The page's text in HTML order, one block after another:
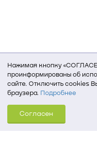
Нажимая кнопку
проинформированы об
сайте. Отключить cookies
браузера. Подробнее
Для того, чтобы мы могли
услуги, мы используем
на Вашем компьютере
Согласен